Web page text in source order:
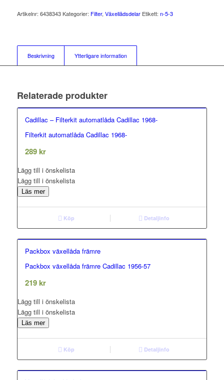
Artikelnr: 6438343 Kategorier: Filter, Växellådsdelar Etikett: n-5-3
Beskrivning Ytterligare information
Relaterade produkter
Cadillac – Filterkit automatlåda Cadillac 1968-
Filterkit automatlåda Cadillac 1968-
289 kr
Lägg till i önskelista
Lägg till i önskelista
Läs mer
Köp Detaljinfo
Packbox växellåda främre
Packbox växellåda främre Cadillac 1956-57
219 kr
Lägg till i önskelista
Lägg till i önskelista
Läs mer
Köp Detaljinfo